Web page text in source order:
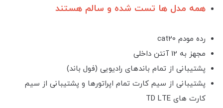
همه مدل ها تست شده و سالم هستند
رده مودم cat20
مجهز به 12 آنتن داخلی
پشتیبانی از تمام باندهای رادیویی (فول باند)
پشتیبانی از سیم کارت تمام اپراتورها و پشتیبانی از سیم
کارت های TD LTE